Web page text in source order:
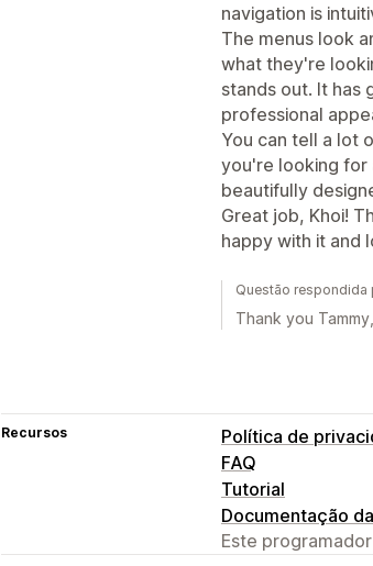
navigation is
The menus look
what they're
stands out. It has
professional
You can tell a lot
you're looking for
beautifully
Great job, Khoi!
happy with it and
Questão respondida
Thank you
Recursos
Política de
FAQ
Tutorial
Documentação
Este